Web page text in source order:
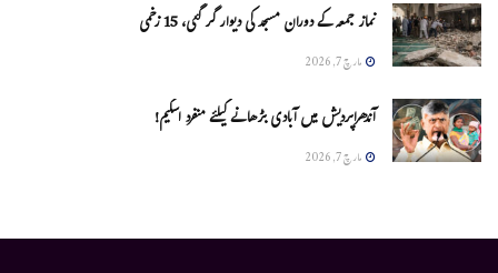
نماز جمعہ کے دوران مسجد کی دیوار گر گئی، 15 زخمی
مارچ 7, 2026
آندھراپردیش میں آبادی بڑھانے کیلئے منفرد اسکیم!
مارچ 7, 2026